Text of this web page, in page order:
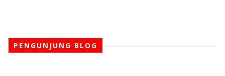
PENGUNJUNG BLOG